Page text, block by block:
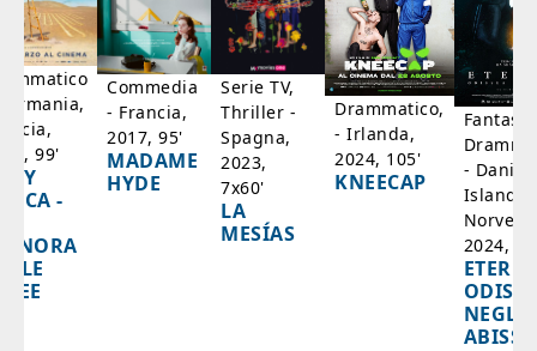
99'
-
Commedia
- Francia,
2017, 95'
MADAME
HYDE
Serie TV,
Thriller -
Spagna,
2023,
7x60'
LA
MESÍAS
Drammatico,
- Irlanda,
2024, 105'
KNEECAP
-
Islanda,
2024,
NEGLI
ABISSI